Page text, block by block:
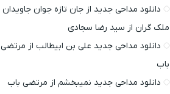
دانلود مداحی جدید از جان تازه جوان جاویدان
ملک گران از سید رضا سجادی
دانلود مداحی جدید علی بن ابیطالب از مرتضی
باب
دانلود مداحی جدید نمیبخشم از مرتضی باب